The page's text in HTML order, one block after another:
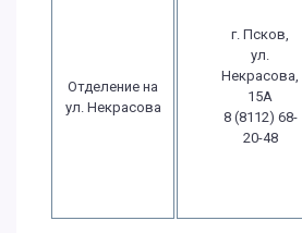
Отделение на
ул. Некрасова
г. Псков,
ул.
Некрасова,
15А
8 (8112) 68-
20-48